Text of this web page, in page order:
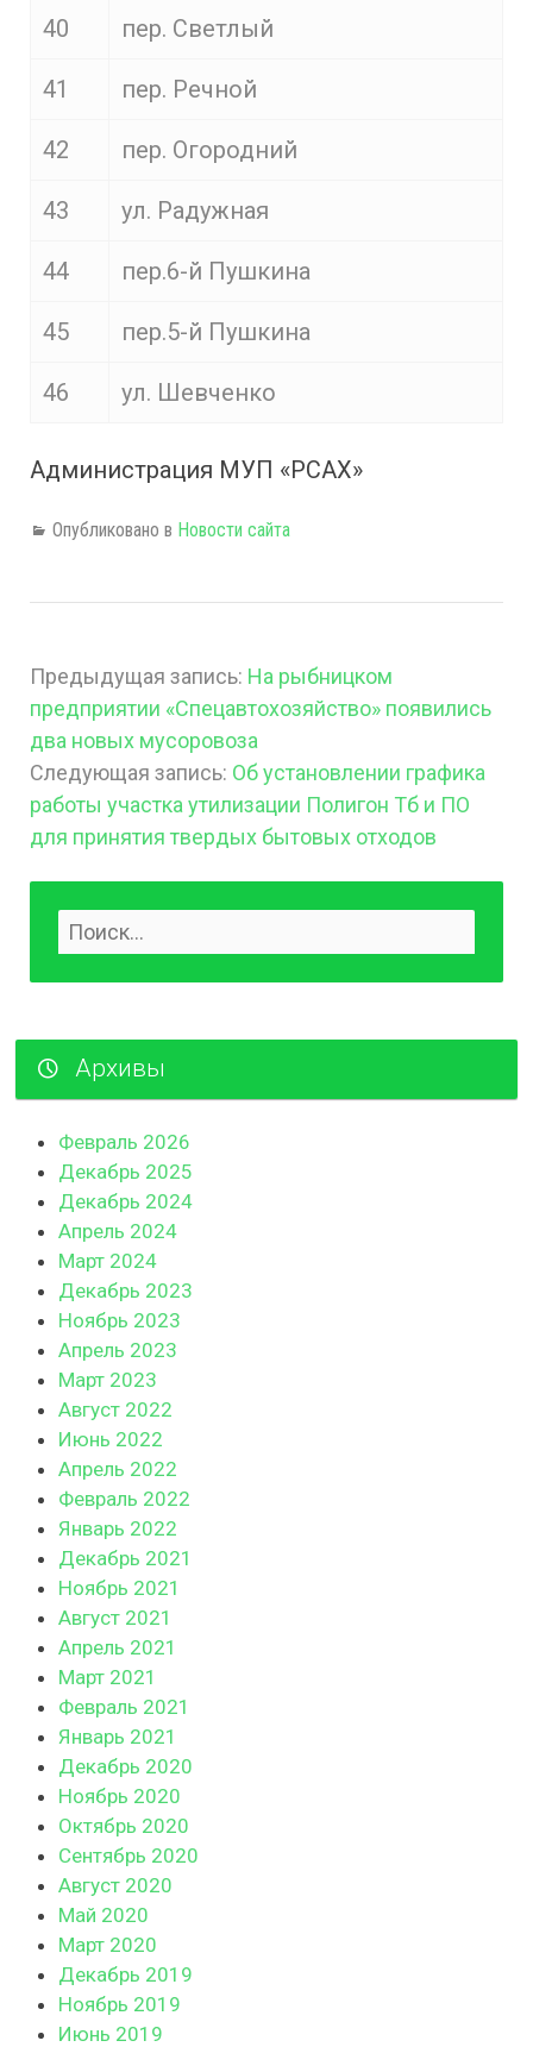
40 пер. Светлый
41 пер. Речной
42 пер. Огородний
43 ул. Радужная
44 пер.6-й Пушкина
45 пер.5-й Пушкина
46 ул. Шевченко
Администрация МУП «РСАХ»
Опубликовано в Новости сайта
Предыдущая запись: На рыбницком
предприятии «Спецавтохозяйство» появились
два новых мусоровоза
Следующая запись: Об установлении графика
работы участка утилизации Полигон Тб и ПО
для принятия твердых бытовых отходов
Архивы
Февраль 2026
Декабрь 2025
Декабрь 2024
Апрель 2024
Март 2024
Декабрь 2023
Ноябрь 2023
Апрель 2023
Март 2023
Август 2022
Июнь 2022
Апрель 2022
Февраль 2022
Январь 2022
Декабрь 2021
Ноябрь 2021
Август 2021
Апрель 2021
Март 2021
Февраль 2021
Январь 2021
Декабрь 2020
Ноябрь 2020
Октябрь 2020
Сентябрь 2020
Август 2020
Май 2020
Март 2020
Декабрь 2019
Ноябрь 2019
Июнь 2019